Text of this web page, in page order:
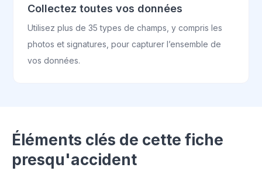
Collectez toutes vos données
Utilisez plus de 35 types de champs, y compris les
photos et signatures, pour capturer l’ensemble de
vos données.
Éléments clés de cette fiche
presqu'accident